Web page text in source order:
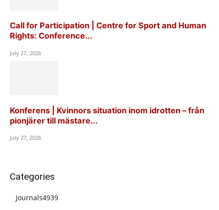
Call for Participation | Centre for Sport and Human
Rights: Conference...
July 27, 2026
Konferens | Kvinnors situation inom idrotten – från
pionjärer till mästare...
July 27, 2026
Categories
Journals4939